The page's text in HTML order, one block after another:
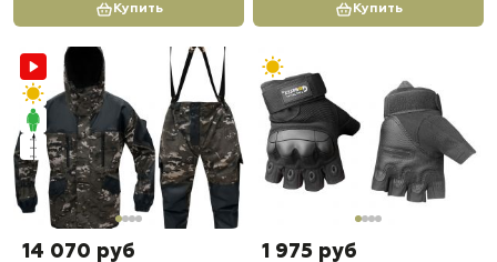
Купить Купить
14 070 руб 1 975 руб